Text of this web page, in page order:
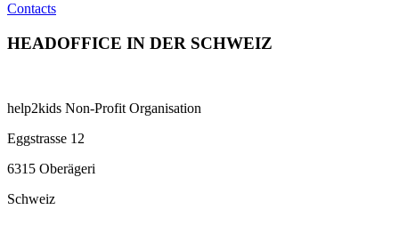
Contacts
HEADOFFICE IN DER SCHWEIZ
help2kids Non-Profit Organisation
Eggstrasse 12
6315 Oberägeri
Schweiz